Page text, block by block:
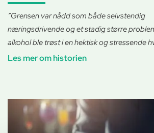
”Grensen var nådd som både selvstendig
næringsdrivende og et stadig større
alkohol ble trøst i en hektisk og stressende
Les mer om historien